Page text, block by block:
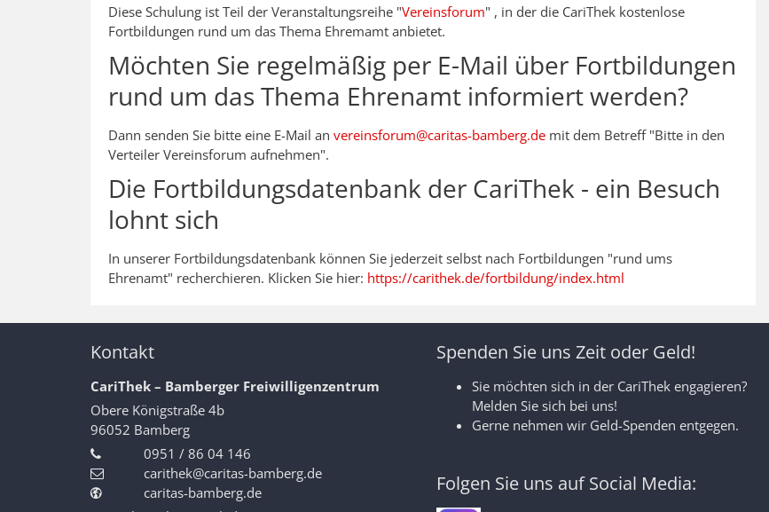
Diese Schulung ist Teil der Veranstaltungsreihe "Vereinsforum" , in der die CariThek kostenlose
Fortbildungen rund um das Thema Ehremamt anbietet.
Möchten Sie regelmäßig per E-Mail über Fortbildungen
rund um das Thema Ehrenamt informiert werden?
Dann senden Sie bitte eine E-Mail an vereinsforum@caritas-bamberg.de mit dem Betreff "Bitte in den
Verteiler Vereinsforum aufnehmen".
Die Fortbildungsdatenbank der CariThek - ein Besuch
lohnt sich
In unserer Fortbildungsdatenbank können Sie jederzeit selbst nach Fortbildungen "rund ums
Ehrenamt" recherchieren. Klicken Sie hier: https://carithek.de/fortbildung/index.html
Kontakt
CariThek – Bamberger Freiwilligenzentrum
Obere Königstraße 4b
96052 Bamberg
0951 / 86 04 146
carithek@caritas-bamberg.de
caritas-bamberg.de
Spenden Sie uns Zeit oder Geld!
Sie möchten sich in der CariThek engagieren?
Melden Sie sich bei uns!
Gerne nehmen wir Geld-Spenden entgegen.
Folgen Sie uns auf Social Media: